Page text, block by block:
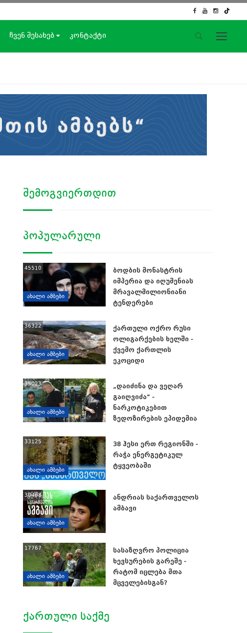
საიტის მენიუ
ჟურნალისტური გამოძიება
ქართული საქმე
ჩვენ შესახებ
კონტაქტი
ჩვენ შესახებ კონტაქტი
ᲨᲔᲛᲝᲒᲕᲘᲔᲠᲗᲓᲘᲗ
ᲞᲝᲞᲣᲚᲐᲠᲣᲚᲘ
ᲐᲮᲐᲚᲘ ᲐᲛᲑᲔᲑᲘ
45510
ბოდბის მონასტრის
იმპერია და იღუმენიას
მრავალმილიონიანი
ტენდერები
ᲐᲮᲐᲚᲘ ᲐᲛᲑᲔᲑᲘ
36322
ქართული ოქრო რუსი
ოლიგარქების ხელში -
ქვემო ქართლის
ეკოციდი
ᲐᲮᲐᲚᲘ ᲐᲛᲑᲔᲑᲘ
35023
„დაიძინა და ვეღარ
გაიღვიძა“ -
ნარკოტიკებით
ზედოზირების ეპიდემია
ᲐᲮᲐᲚᲘ ᲐᲛᲑᲔᲑᲘ
33125
38 ჰესი ერთ რეგიონში -
რაჭა ენერგეტიკულ
ტყვეობაში
ᲐᲮᲐᲚᲘ ᲐᲛᲑᲔᲑᲘ
30468
ანდრიას საქართველოს
ამბავი
ᲐᲮᲐᲚᲘ ᲐᲛᲑᲔᲑᲘ
17767
სასაზღვრო პოლიცია
ხევსურების გარეშე -
რატომ იცლება მთა
მცველებისგან?
ᲥᲐᲠᲗᲣᲚᲘ ᲡᲐᲥᲛᲔ